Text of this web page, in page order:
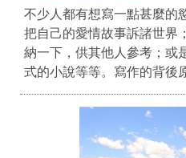
不少人都有想寫一點甚麼的
把自己的愛情故事訴諸世界
納一下，供其他人參考；或
式的小說等等。寫作的背後